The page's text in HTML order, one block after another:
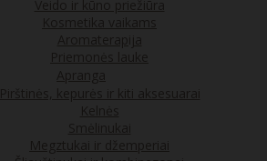
Veido ir kūno priežiūra
Kosmetika vaikams
Aromaterapija
Priemonės lauke
Apranga
Pirštinės, kepurės ir kiti aksesuarai
Kelnės
Smėlinukai
Megztukai ir džemperiai